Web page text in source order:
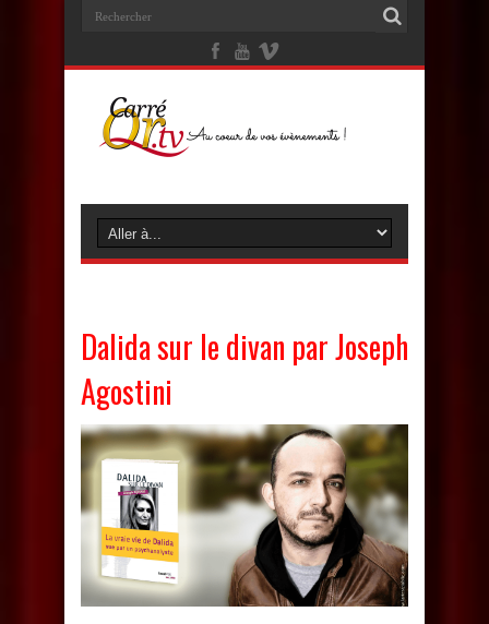
Dalida sur le divan par Joseph
Agostini